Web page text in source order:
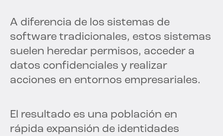
A diferencia de los sistemas de
software tradicionales, estos sistemas
suelen heredar permisos, acceder a
datos confidenciales y realizar
acciones en entornos empresariales.
El resultado es una población en
rápida expansión de identidades